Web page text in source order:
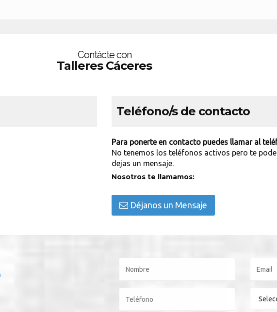
Contácte con
Talleres Cáceres
Teléfono/s de contacto
Para ponerte en contacto puedes llamar al
No tenemos los teléfonos activos pero te
dejas un mensaje.
Nosotros te llamamos:
Déjanos un Mensaje